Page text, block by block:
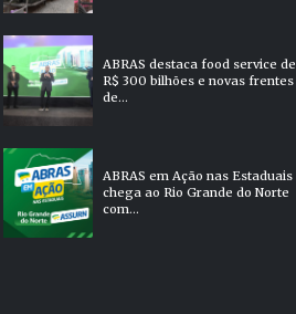
ABRAS destaca food service de
R$ 300 bilhões e novas frentes
de...
ABRAS em Ação nas Estaduais
chega ao Rio Grande do Norte
com...